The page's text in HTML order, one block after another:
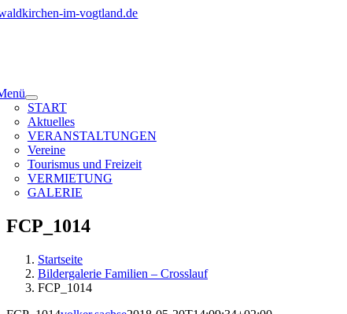
Zum
START
Aktuelles
VERANSTALTUNGEN
Vereine
Tourismus und Freizeit
VERMIETUNG
GALERIE
FCP_1014
Startseite
Bildergalerie Familien – Crosslauf
FCP_1014